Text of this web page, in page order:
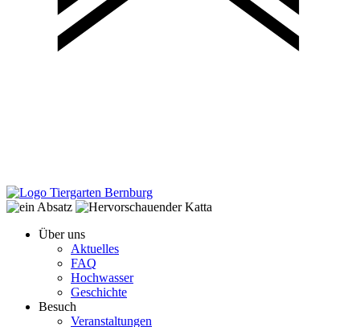
Über uns
Aktuelles
FAQ
Hochwasser
Geschichte
Besuch
Veranstaltungen